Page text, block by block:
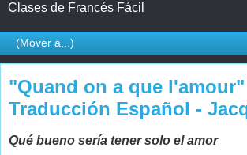
Clases de Francés Fácil
"Quand on a que l'amour"
Traducción Español -
Qué bueno sería tener solo el amor